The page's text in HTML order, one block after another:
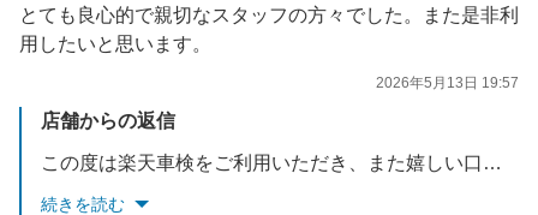
とても良心的で親切なスタッフの方々でした。また是非利
用したいと思います。
2026年5月13日 19:57
店舗からの返信
この度は楽天車検をご利用いただき、また嬉しい口コミをありがとうございます。『良心的で親切なスタッフ』とのお言葉をいただき、大変励みになります。今後も安心してお任せいただけるサービスを心がけてまいります。またのご利用をスタッフ一同心よりお待ちしております。
続きを読む